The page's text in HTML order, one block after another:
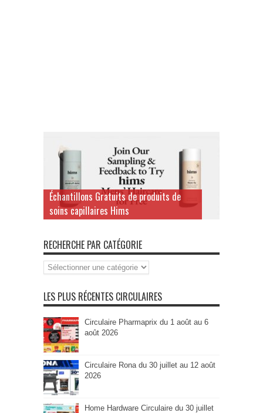
Échantillons Gratuits de produits de
soins capillaires Hims
RECHERCHE PAR CATÉGORIE
Recherche
par
LES PLUS RÉCENTES CIRCULAIRES
Circulaire Pharmaprix du 1 août au 6
août 2026
Circulaire Rona du 30 juillet au 12 août
2026
Home Hardware Circulaire du 30 juillet